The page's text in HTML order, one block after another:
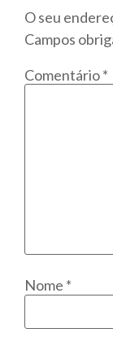
O seu
Campos
Comentário*
Nome *